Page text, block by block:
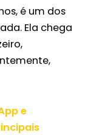
é um dos
Ela chega
e